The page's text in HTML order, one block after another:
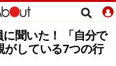
聞いた！ 「自分で
がしている7つの行